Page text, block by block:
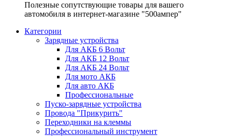
Полезные сопутствующие товары для вашего
автомобиля в интернет-магазине "500ампер"
Категории
Зарядные устройства
Для АКБ 6 Вольт
Для АКБ 12 Вольт
Для АКБ 24 Вольт
Для мото АКБ
Для авто АКБ
Профессиональные
Пуско-зарядные устройства
Провода "Прикурить"
Переходники на клеммы
Профессиональный инструмент